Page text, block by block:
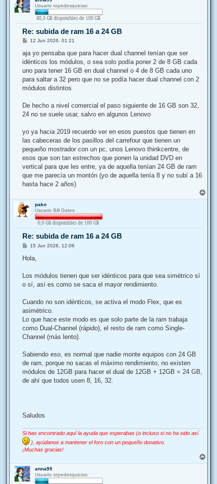
Usuario topedesquiciao
Re: subida de ram 16 a 24 GB
M
n
a
j
12 Jun 2026, 01:21
aja yo pensaba que para hacer dual channel tenían que ser
idénticos los módulos, o sea solo podía poner 2 de 8 GB cada
uno para tener 16 GB en dual channel o 4 de 8 GB cada uno
para saltar a 32 pero que no se podía hacer dual channel con 2
módulos distintos
De hecho a nivel comercial el paso siguiente de 16 GB son 32,
24 no se suele usar, salvo en algunos Lenovo
yo ya hacia 2019 recuerdo ver en esos puestos que tienen en
las cabeceras de los pasillos del carrefour que tienen un
pequeño mostrador con un pc, unos Lenovo thinkcentre, de
esos que son tan estrechos que ponen la unidad DVD en
vertical para que les entre, ya de aquella tenían 24 GB de ram
que me parecía un montón (yo de aquella tenía 8 y no subí a 16
hasta hace 2 años)
r
pako
Usuario Bill Gates
Re: subida de ram 16 a 24 GB
M
n
j
15 Jun 2026, 12:06
Hola,
Los módulos tienen que ser idénticos para que sea simétrico sí
o sí, así es como se saca el mayor rendimiento.
Cuando no son idénticos, se activa el modo Flex, que es
asimétrico.
Lo que hace este modo es que solo parte de la ram trabaja
como Dual-Channel (rápido), el resto de ram como Single-
Channel (más lento).
Sabiendo eso, es normal que nadie monte equipos con 24 GB
de ram, porque no sacas el máximo rendimiento, no existen
módulos de 12GB para hacer el dual de 12GB + 12GB = 24 GB,
de ahí que todos usen 8, 16, 32.
Saludos
Si has encontrado aquí la ayuda que esperabas (o incluso si no ha sido así
), ayúdanos a mantener el foro con un pequeño donativo.
¡Muchas gracias!
r
anna99
Usuario topedesquiciao